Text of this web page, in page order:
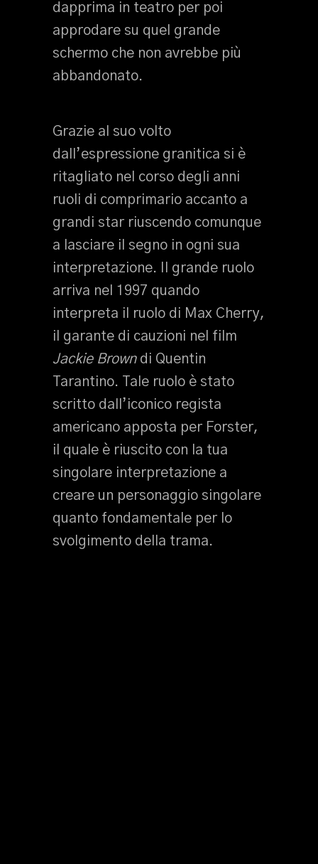
dapprima in teatro per poi
approdare su quel grande
schermo che non avrebbe più
abbandonato.
Grazie al suo volto
dall’espressione granitica si è
ritagliato nel corso degli anni
ruoli di comprimario accanto a
grandi star riuscendo comunque
a lasciare il segno in ogni sua
interpretazione. Il grande ruolo
arriva nel 1997 quando
interpreta il ruolo di Max Cherry,
il garante di cauzioni nel film
Jackie Brown di Quentin
Tarantino. Tale ruolo è stato
scritto dall’iconico regista
americano apposta per Forster,
il quale è riuscito con la tua
singolare interpretazione a
creare un personaggio singolare
quanto fondamentale per lo
svolgimento della trama.